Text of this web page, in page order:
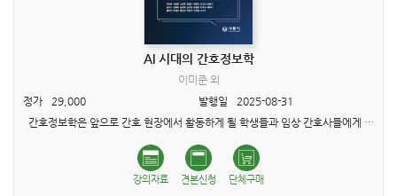
AI 시대의 간호정보학
이미준 외
정가
29,000 발행일
2025-08-31
간호정보학은 앞으로 간호 현장에서 활동하게 될 학생들과 임상 간호사들에게 필수적으로 요구되는 핵심 역량입니다. 따라서 임상업무의 효율성과 정확성을 높이기 위해서는, 현장에서 활용되는 다..
강의자료 견본신청 단체구매